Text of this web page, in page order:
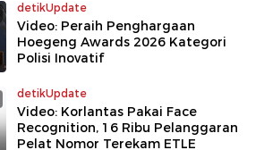
detikUpdate
Video: Peraih Penghargaan
Hoegeng Awards 2026 Kategori
Polisi Inovatif
detikUpdate
Video: Korlantas Pakai Face
Recognition, 16 Ribu Pelanggaran
Pelat Nomor Terekam ETLE